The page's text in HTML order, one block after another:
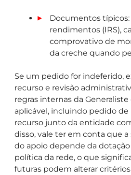
Documentos
rendimentos (IRS),
comprovativo de
da creche quando
Se um pedido for indeferido,
recurso e revisão
regras internas da
aplicável, incluindo pedido de
recurso junto da entidade
disso, vale ter em conta que
do apoio depende da
política da rede, o que
futuras podem alterar